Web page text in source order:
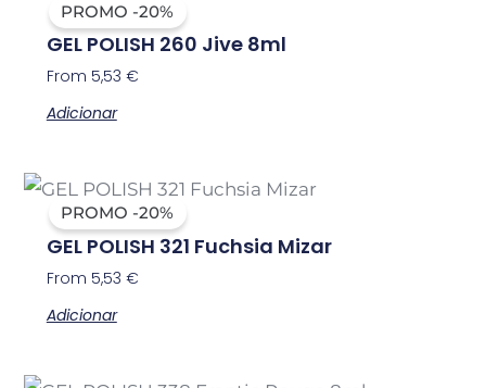
PROMO -20%
GEL POLISH 260 Jive 8ml
From 5,53 €
Adicionar
PROMO -20%
GEL POLISH 321 Fuchsia Mizar
From 5,53 €
Adicionar